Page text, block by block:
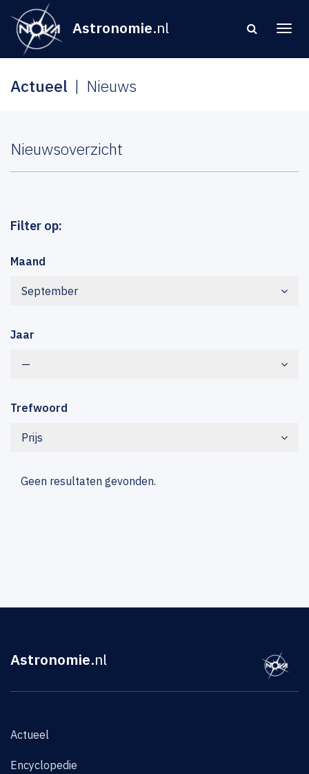
Astronomie.nl
Actueel Nieuws
Nieuwsoverzicht
Filter op:
Maand
September
Jaar
—
Trefwoord
Prijs
Geen resultaten gevonden.
Astronomie.nl
Actueel
Encyclopedie